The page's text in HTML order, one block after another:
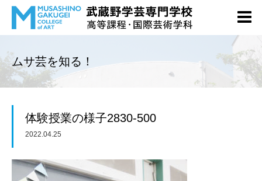
ムサ芸を知る！
体験授業の様子2830-500
2022.04.25